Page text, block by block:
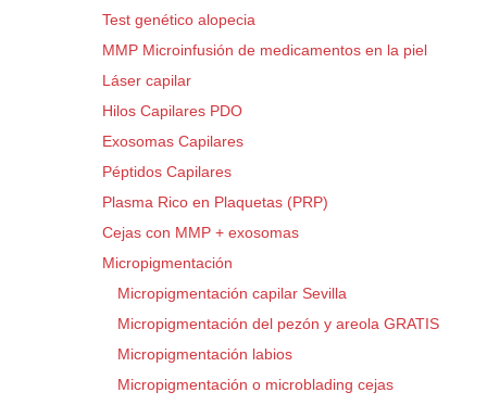
Test genético alopecia
MMP Microinfusión de medicamentos en la piel
Láser capilar
Hilos Capilares PDO
Exosomas Capilares
Péptidos Capilares
Plasma Rico en Plaquetas (PRP)
Cejas con MMP + exosomas
Micropigmentación
Micropigmentación capilar Sevilla
Micropigmentación del pezón y areola GRATIS
Micropigmentación labios
Micropigmentación o microblading cejas